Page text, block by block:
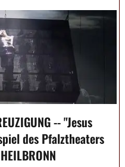
-- "Jesus
des Pfalztheaters